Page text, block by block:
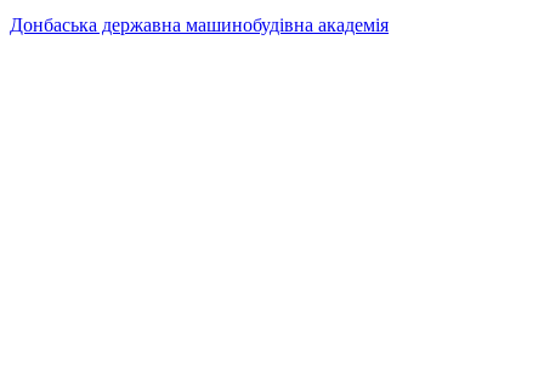
Донбаська державна машинобудівна академія